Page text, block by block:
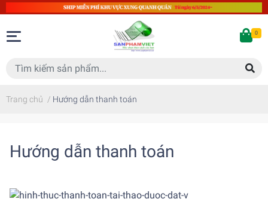
0
Trang chủ / Hướng dẫn thanh toán
Hướng dẫn thanh toán